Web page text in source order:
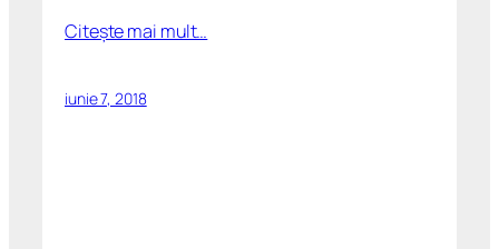
Citeşte mai mult…
iunie 7, 2018